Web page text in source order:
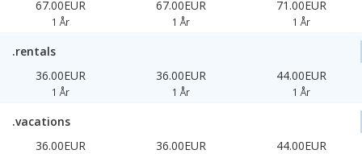
67.00EUR
1 År
67.00EUR
1 År
71.00EUR
1 År
.rentals
36.00EUR
1 År
36.00EUR
1 År
44.00EUR
1 År
.vacations
36.00EUR
36.00EUR 44.00EUR